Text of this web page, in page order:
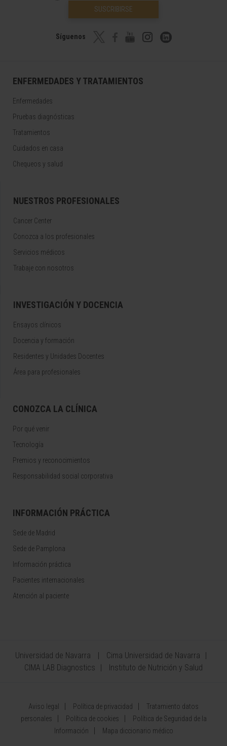
SUSCRIBIRSE
Síguenos
ENFERMEDADES Y TRATAMIENTOS
Enfermedades
Pruebas diagnósticas
Tratamientos
Cuidados en casa
Chequeos y salud
NUESTROS PROFESIONALES
Cancer Center
Conozca a los profesionales
Servicios médicos
Trabaje con nosotros
INVESTIGACIÓN Y DOCENCIA
Ensayos clínicos
Docencia y formación
Residentes y Unidades Docentes
Área para profesionales
CONOZCA LA CLÍNICA
Por qué venir
Tecnología
Premios y reconocimientos
Responsabilidad social corporativa
INFORMACIÓN PRÁCTICA
Sede de Madrid
Sede de Pamplona
Información práctica
Pacientes internacionales
Atención al paciente
Universidad de Navarra
Cima Universidad de Navarra
CIMA LAB Diagnostics
Instituto de Nutrición y Salud
Aviso legal Política de privacidad
Tratamiento datos
personales
Política de cookies
Política de Seguridad de la
Información
Mapa diccionario médico